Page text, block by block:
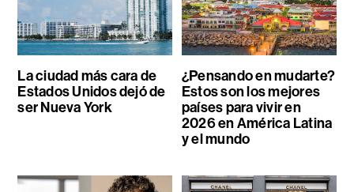
La ciudad más cara de
Estados Unidos dejó de
ser Nueva York
¿Pensando en mudarte?
Estos son los mejores
países para vivir en
2026 en América Latina
y el mundo